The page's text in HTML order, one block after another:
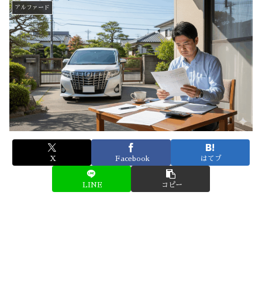
アルファード
X Facebook はてブ
LINE コピー